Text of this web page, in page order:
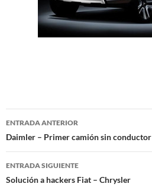
Navegación
de
entradas
ENTRADA ANTERIOR
Daimler – Primer camión sin conductor
ENTRADA SIGUIENTE
Solución a hackers Fiat – Chrysler